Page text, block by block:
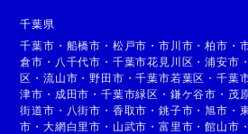
千葉県
千葉市 ・ 船橋市 ・ 松戸市 ・市川市 ・柏市 ・
倉市 ・ 八千代市 ・ 千葉市花見川区 ・浦安市
区 ・流山市 ・野田市 ・千葉市若葉区 ・千葉
津市 ・ 成田市 ・千葉市緑区 ・ 鎌ケ谷市 ・ 茂
街道市 ・ 八街市 ・ 香取市 ・銚子市 ・旭市 ・
市 ・大網白里市 ・ 山武市 ・富里市 ・館山市 ・